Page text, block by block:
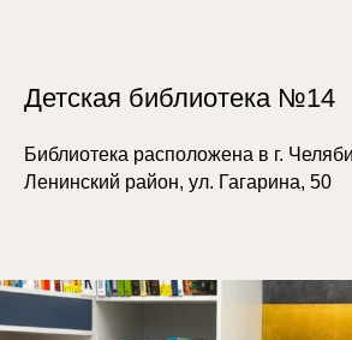
Детская библиотека №14
Библиотека расположена в г.
Ленинский район, ул. Гагарина, 50